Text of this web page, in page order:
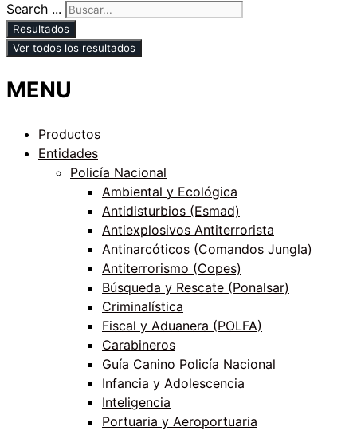
Search ...
Resultados
Ver todos los resultados
MENU
Productos
Entidades
Policía Nacional
Ambiental y Ecológica
Antidisturbios (Esmad)
Antiexplosivos Antiterrorista
Antinarcóticos (Comandos Jungla)
Antiterrorismo (Copes)
Búsqueda y Rescate (Ponalsar)
Criminalística
Fiscal y Aduanera (POLFA)
Carabineros
Guía Canino Policía Nacional
Infancia y Adolescencia
Inteligencia
Portuaria y Aeroportuaria